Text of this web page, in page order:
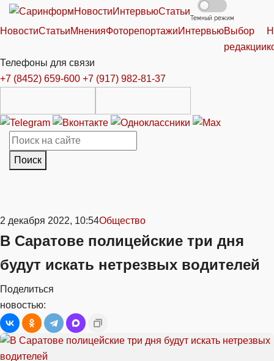
НовостиИнтервьюСтатьи
Темный режим
НовостиСтатьиМненияФоторепортажиИнтервьюВыбор
редакции
Телефоны для связи
+7 (8452) 659-600 +7 (917) 982-81-37
Поиск
2 декабря 2022, 10:54Общество
В Саратове полицейские три дня
будут искать нетрезвых водителей
Поделиться
новостью: